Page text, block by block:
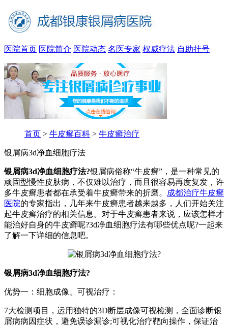
医院首页 医院简介 医院动态 名医专家 权威疗法 自助挂号
首页 > 牛皮癣百科 > 牛皮癣治疗
银屑病3d净血细胞疗法
银屑病3d净血细胞疗法?银屑病俗称“牛皮癣”，是一种常见的
顽固型慢性皮肤病，不仅难以治疗，而且很容易再度复发，许
多牛皮癣患者都在承受着牛皮癣带来的折磨。
成都治疗牛皮癣
医院的专家指出，几年来牛皮癣患者越来越多，人们开始关注
起牛皮癣治疗的相关信息。对于牛皮癣患者来说，应该怎样才
能治好自身的牛皮癣呢?3d净血细胞疗法有哪些优点呢?一起来
了解一下详细的信息吧。
银屑病3d净血细胞疗法?
优势一：细胞成像、可视治疗：
7大检测项目，运用独特的3D断层成像可视检测，全面诊断银
屑病病因症状，避免误诊漏诊;可视化治疗靶向操作，保证治